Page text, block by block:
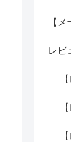
【
レビ